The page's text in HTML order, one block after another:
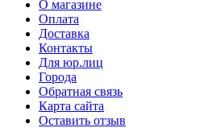
О магазине
Оплата
Доставка
Контакты
Для юр.лиц
Города
Обратная связь
Карта сайта
Оставить отзыв